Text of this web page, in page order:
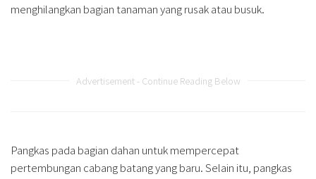
menghilangkan bagian tanaman yang rusak atau busuk.
Advertisement - Continue Reading Below
Pangkas pada bagian dahan untuk mempercepat
pertembungan cabang batang yang baru. Selain itu, pangkas